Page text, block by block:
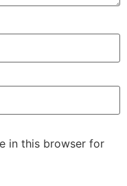
in this browser for